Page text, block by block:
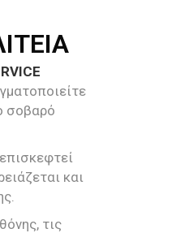
σοβαρό
και
τις